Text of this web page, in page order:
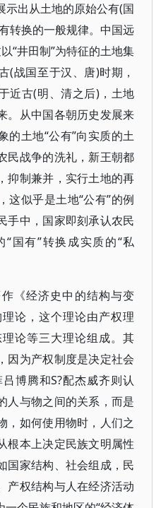
示出从土地的原始公有(国
转换的一般规律。中国远
“井田制”为特征的土地集
(战国至于汉、唐)时期，
近古(明、清之后)，土地
。从中国各朝历史发展来
的土地“公有”向实质的土
民战争的洗礼，新王朝都
抑制兼并，实行土地的再
这似乎是土地“公有”的例
手中，国家即刻承认农民
国有”转换成实质的“私
《经济史中的结构与变
论，这个理论由产权理
论等三大理论组成。其
因为产权制度是决定社会
博腾和S?配杰威齐则认
人与物之间的关系，而是
，如何使用物时，人们之
根本上决定民族文明属性
国家结构、社会组成，民
产权结构与人在经济活动